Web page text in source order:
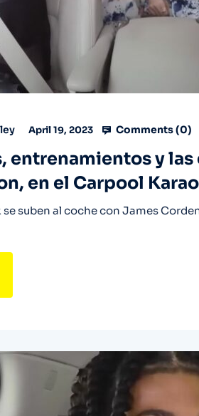
April 19, 2023 Comments (0)
entrenamientos y
en el Carpool
se suben al coche con James